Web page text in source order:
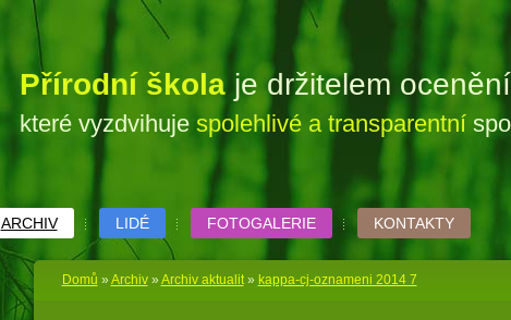
Přírodní školaje držitelem ocenění
které vyzdvihuje spolehlivé a transparentní
ARCHIV LIDÉ FOTOGALERIE KONTAKTY
Domů » Archiv» Archiv aktualit» kappa-cj-oznameni 2014 7